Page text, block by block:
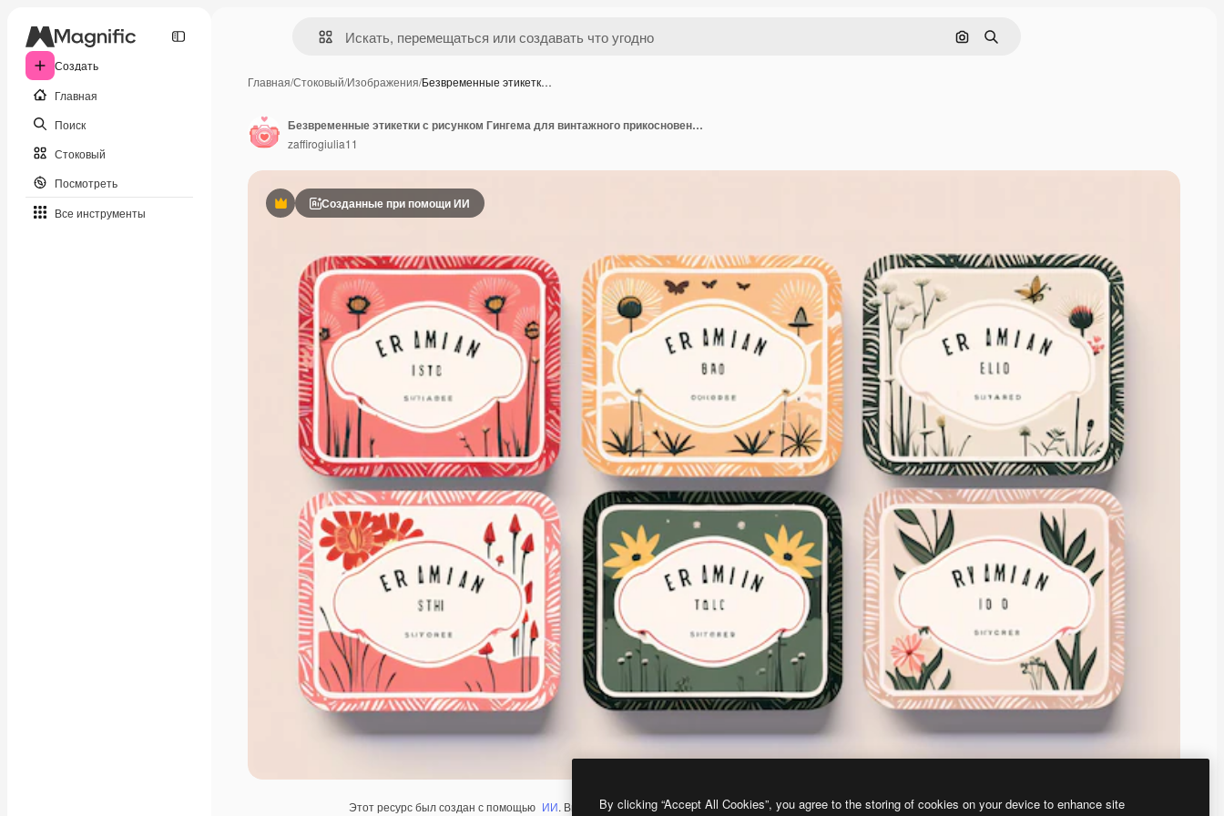
Создать
Главная
Поиск
Стоковый
Посмотреть
Все инструменты
Поиск по изображению
Поиск
Главная/Стоковый/Изображения/Безвременные этикетк…
ПремиумСозданные при помощи ИИ
Этот ресурс был создан с помощью ИИ. Вы можете создать свой собственный с помощью нашего генератора изображений на основе ИИ.
Безвременные этикетки с рисунком Гингема для винтажного прикосновения
zaffirogiulia11
By clicking “Accept All Cookies”, you agree to the storing of cookies on your device to enhance site